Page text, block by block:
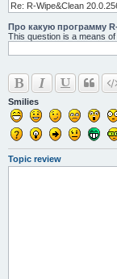
Про какую программу
This question is a means
Smilies
Topic review